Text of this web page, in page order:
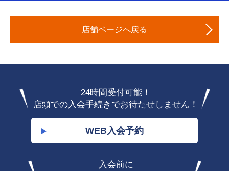
店舗ページへ戻る
24時間受付可能！
店頭での入会手続きでお待たせしません！
WEB入会予約
入会前に